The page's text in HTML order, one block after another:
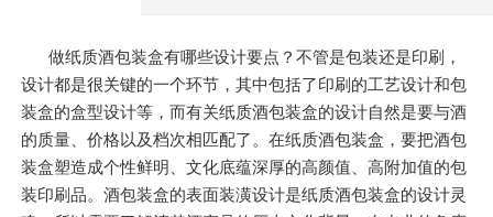
做纸质酒包装盒有哪些设计要点？不管是包装还是印刷，
设计都是很关键的一个环节，其中包括了印刷的工艺设计和包
装盒的盒型设计等，而有关纸质酒包装盒的设计自然是要与酒
的质量、价格以及档次相匹配了。在纸质酒包装盒，要把酒包
装盒塑造成个性鲜明、文化底蕴深厚的高颜值、高附加值的包
装印刷品。酒包装盒的表面装潢设计是纸质酒包装盒的设计灵